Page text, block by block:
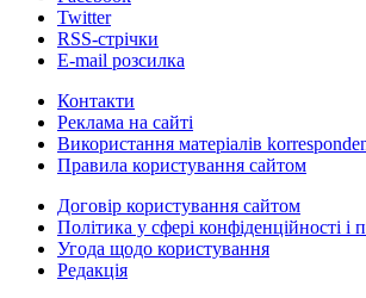
Twitter
RSS-стрічки
E-mail розсилка
Контакти
Реклама на сайті
Використання матеріалів
Правила користування сайтом
Договір користування сайтом
Політика у сфері конфіденційності і
Угода щодо користування
Редакція